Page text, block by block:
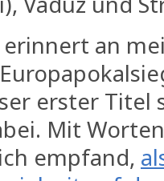
erinnert an
erster Titel
Mit
empfand,